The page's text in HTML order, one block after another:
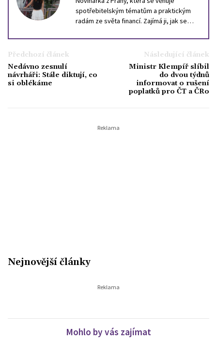
spotřebitelským tématům a praktickým
radám ze světa financí. Zajímá ji, jak se
jednotlivců - od každodenních nákupů až
po dlouhodobé finanční plánování. Sleduje
trh, trendy i pasti, které mohou ovlivnit
běžné rozhodování domácností. Kromě
novinářské práce studuje vysokou školu,
ve volném čase se věnuje historii,
potřeby a životní příběhy.
Předchozí článek
Nedávno zesnulí
návrháři: Stále diktují, co
si oblékáme
Následující článek
Ministr Klempíř slíbil
do dvou týdnů
informovat o rušení
poplatků pro ČT a ČRo
Nejnovější články
Mohlo by vás zajímat